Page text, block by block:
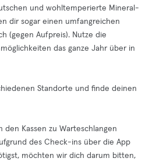
und wohltemperierte Mineral-
dir sogar einen umfangreichen
(gegen Aufpreis). Nutze die
das ganze Jahr über in
Standorte und finde deinen
den Kassen zu Warteschlangen
des Check-ins über die App
möchten wir dich darum bitten,